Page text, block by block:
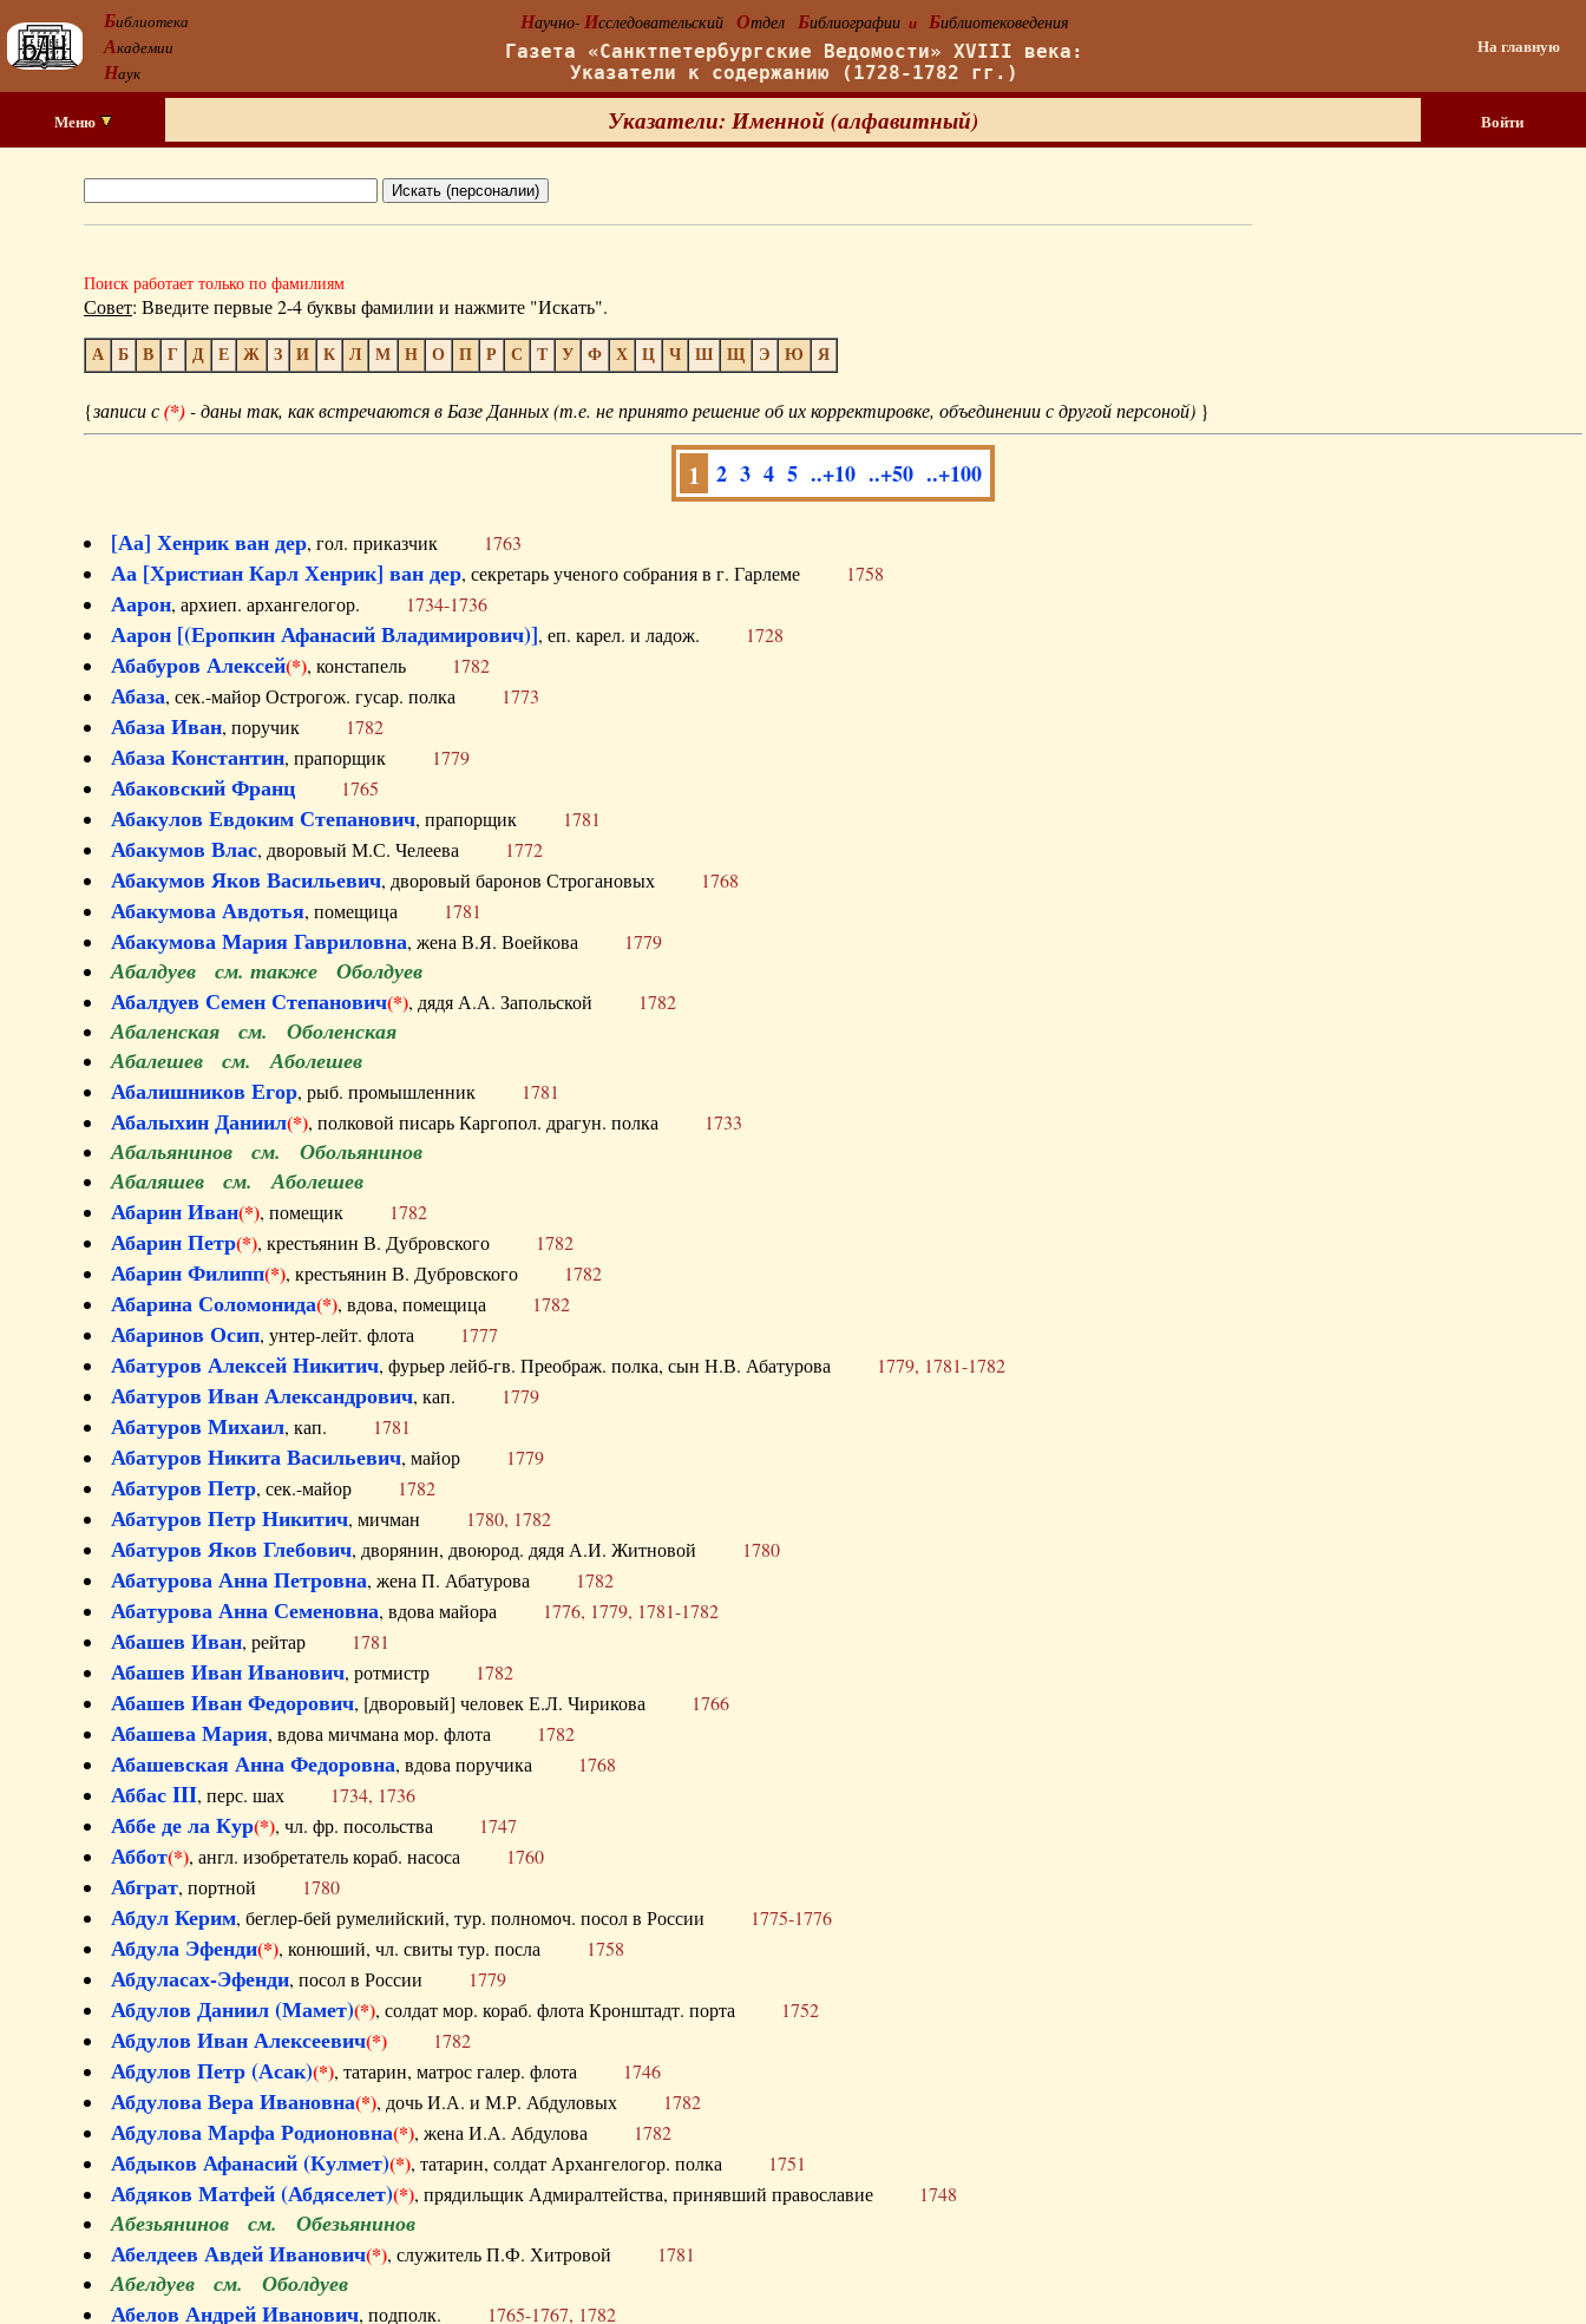
Библиотека
Академии
Наук
Научно- Исследовательский Отдел Библиографии и Библиотековедения
Газета «Санктпетербургские Ведомости» XVIII века:
Указатели к содержанию (1728-1782 гг.)
На главную
Меню Указатели: Именной (алфавитный) Войти
Поиск работает только по фамилиям
Совет: Введите первые 2-4 буквы фамилии и нажмите "Искать".
А Б В Г Д Е Ж З И К Л М Н О П Р С Т У Ф Х Ц Ч Ш Щ Э Ю Я
{записи с(*)- даны так, как встречаются в Базе Данных (т.е. не принято решение об их корректировке, объединении с другой персоной) }
1 2 3 4 5 ..+10 ..+50 ..+100
[Аа] Хенрик ван дер, гол. приказчик 1763
Аа [Христиан Карл Хенрик] ван дер, секретарь ученого собрания в г. Гарлеме 1758
Аарон, архиеп. архангелогор. 1734-1736
Аарон [(Еропкин Афанасий Владимирович)], еп. карел. и ладож. 1728
Абабуров Алексей(*), констапель 1782
Абаза, сек.-майор Острогож. гусар. полка 1773
Абаза Иван, поручик 1782
Абаза Константин, прапорщик 1779
Абаковский Франц 1765
Абакулов Евдоким Степанович, прапорщик 1781
Абакумов Влас, дворовый М.С. Челеева 1772
Абакумов Яков Васильевич, дворовый баронов Строгановых 1768
Абакумова Авдотья, помещица 1781
Абакумова Мария Гавриловна, жена В.Я. Воейкова 1779
Абалдуев см. также Оболдуев
Абалдуев Семен Степанович(*), дядя А.А. Запольской 1782
Абаленская см. Оболенская
Абалешев см. Аболешев
Абалишников Егор, рыб. промышленник 1781
Абалыхин Даниил(*), полковой писарь Каргопол. драгун. полка 1733
Абальянинов см. Обольянинов
Абаляшев см. Аболешев
Абарин Иван(*), помещик 1782
Абарин Петр(*), крестьянин В. Дубровского 1782
Абарин Филипп(*), крестьянин В. Дубровского 1782
Абарина Соломонида(*), вдова, помещица 1782
Абаринов Осип, унтер-лейт. флота 1777
Абатуров Алексей Никитич, фурьер лейб-гв. Преображ. полка, сын Н.В. Абатурова 1779, 1781-1782
Абатуров Иван Александрович, кап. 1779
Абатуров Михаил, кап. 1781
Абатуров Никита Васильевич, майор 1779
Абатуров Петр, сек.-майор 1782
Абатуров Петр Никитич, мичман 1780, 1782
Абатуров Яков Глебович, дворянин, двоюрод. дядя А.И. Житновой 1780
Абатурова Анна Петровна, жена П. Абатурова 1782
Абатурова Анна Семеновна, вдова майора 1776, 1779, 1781-1782
Абашев Иван, рейтар 1781
Абашев Иван Иванович, ротмистр 1782
Абашев Иван Федорович, [дворовый] человек Е.Л. Чирикова 1766
Абашева Мария, вдова мичмана мор. флота 1782
Абашевская Анна Федоровна, вдова поручика 1768
Аббас III, перс. шах 1734, 1736
Аббе де ла Кур(*), чл. фр. посольства 1747
Аббот(*), англ. изобретатель кораб. насоса 1760
Абграт, портной 1780
Абдул Керим, беглер-бей румелийский, тур. полномоч. посол в России 1775-1776
Абдула Эфенди(*), конюший, чл. свиты тур. посла 1758
Абдуласах-Эфенди, посол в России 1779
Абдулов Даниил (Мамет)(*), солдат мор. кораб. флота Кронштадт. порта 1752
Абдулов Иван Алексеевич(*) 1782
Абдулов Петр (Асак)(*), татарин, матрос галер. флота 1746
Абдулова Вера Ивановна(*), дочь И.А. и М.Р. Абдуловых 1782
Абдулова Марфа Родионовна(*), жена И.А. Абдулова 1782
Абдыков Афанасий (Кулмет)(*), татарин, солдат Архангелогор. полка 1751
Абдяков Матфей (Абдяселет)(*), прядильщик Адмиралтейства, принявший православие 1748
Абезьянинов см. Обезьянинов
Абелдеев Авдей Иванович(*), служитель П.Ф. Хитровой 1781
Абелдуев см. Оболдуев
Абелов Андрей Иванович, подполк. 1765-1767, 1782